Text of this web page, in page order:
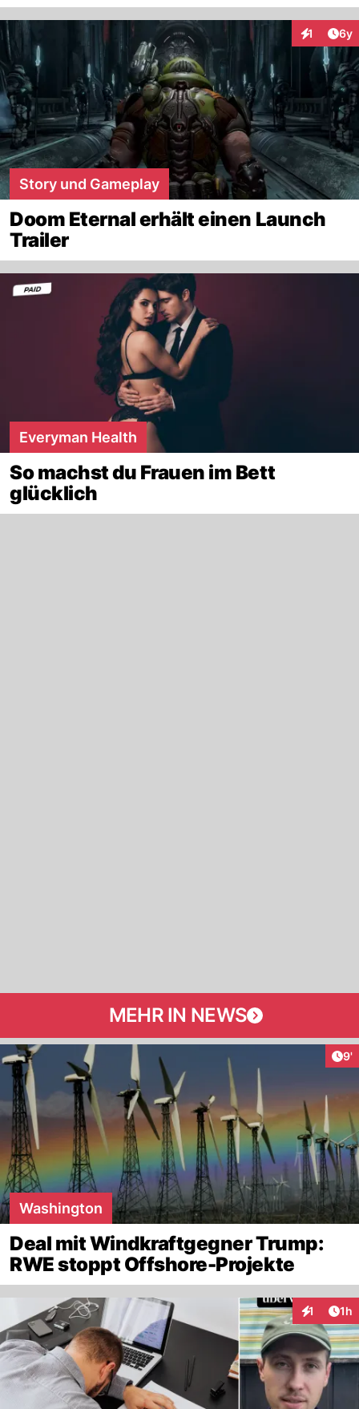
1 6y
Story und Gameplay
Doom Eternal erhält einen Launch
Trailer
Everyman Health
So machst du Frauen im Bett
glücklich
MEHR IN NEWS
9'
Washington
Deal mit Windkraftgegner Trump:
RWE stoppt Offshore-Projekte
1 1h